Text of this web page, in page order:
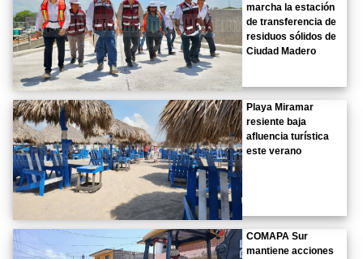
marcha la estación
de transferencia de
residuos sólidos de
Ciudad Madero
Playa Miramar
resiente baja
afluencia turística
este verano
COMAPA Sur
mantiene acciones